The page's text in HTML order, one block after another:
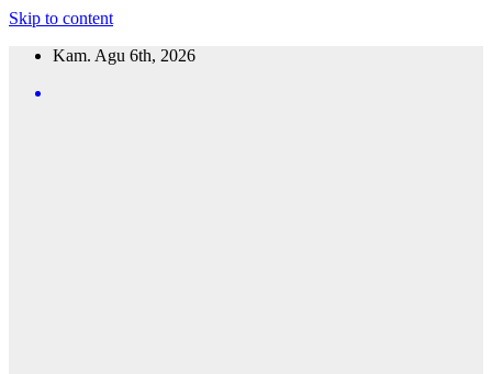
Skip to content
Kam. Agu 6th, 2026